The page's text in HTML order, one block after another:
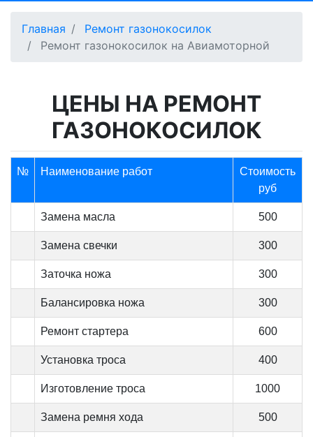
Главная
Ремонт газонокосилок
Ремонт газонокосилок на Авиамоторной
ЦЕНЫ НА РЕМОНТ
ГАЗОНОКОСИЛОК
№ Наименование работ
Стоимость
руб
Замена масла 500
Замена свечки 300
Заточка ножа 300
Балансировка ножа 300
Ремонт стартера 600
Установка троса 400
Изготовление троса 1000
Замена ремня хода 500